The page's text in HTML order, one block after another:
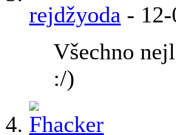
rejdžyoda -
Všechno
:/)